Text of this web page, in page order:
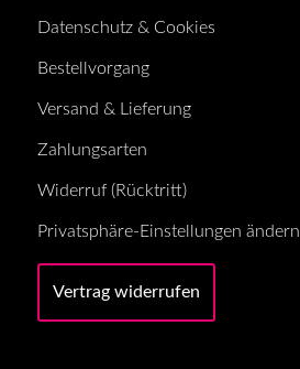
Datenschutz & Cookies
Bestellvorgang
Versand & Lieferung
Zahlungsarten
Widerruf (Rücktritt)
Privatsphäre-Einstellungen ändern
Vertrag widerrufen